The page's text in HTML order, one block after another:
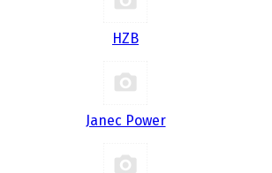
HZB
Janec Power